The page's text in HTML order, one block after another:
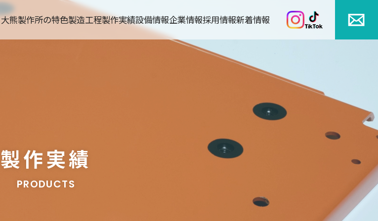
大熊製作所の特色製造工程製作実績設備情報企業情報採用情報新着情報
製作実績
PRODUCTS